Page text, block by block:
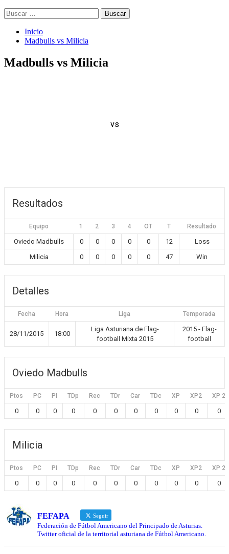
Buscar:
Inicio
Madbulls vs Milicia
Madbulls vs Milicia
vs
Resultados
Equipo 1 2 3 4 OT T Resultado
Oviedo Madbulls 0 0 0 0 0 12
Loss
Milicia
0 0 0 0 0 47 Win
Detalles
Fecha Hora Liga Temporada
28/11/2015 18:00
Liga Asturiana de Flag-
football Mixta 2015
2015 - Flag-
football
Oviedo Madbulls
Ptos PC PI TDp Rec TDr Car TDc XP XP2 XP 2
0 0 0 0 0 0 0 0 0 0 0
Milicia
Ptos PC PI TDp Rec TDr Car TDc XP XP2 XP 2
0 0 0 0 0 0 0 0 0 0 0
FEFAPA Seguir
Federación de Fútbol Americano del Principado de Asturias.
Twitter oficial de la territorial asturiana de Fútbol Americano.